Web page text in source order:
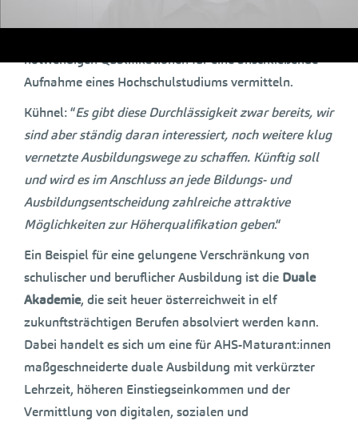
notwendigen Qualifikationen für eine anschließende
Aufnahme eines Hochschulstudiums vermitteln.
Kühnel: “Es gibt diese Durchlässigkeit zwar bereits, wir
sind aber ständig daran interessiert, noch weitere klug
vernetzte Ausbildungswege zu schaffen. Künftig soll
und wird es im Anschluss an jede Bildungs- und
Ausbildungsentscheidung zahlreiche attraktive
Möglichkeiten zur Höherqualifikation geben.“
Ein Beispiel für eine gelungene Verschränkung von
schulischer und beruflicher Ausbildung ist die Duale
Akademie, die seit heuer österreichweit in elf
zukunftsträchtigen Berufen absolviert werden kann.
Dabei handelt es sich um eine für AHS-Maturant:innen
maßgeschneiderte duale Ausbildung mit verkürzter
Lehrzeit, höheren Einstiegseinkommen und der
Vermittlung von digitalen, sozialen und